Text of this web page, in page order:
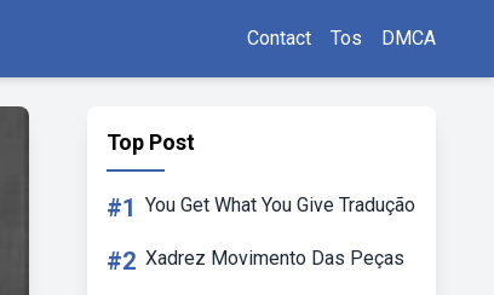
Contact Tos DMCA
Top Post
#1 You Get What You Give Tradução
#2 Xadrez Movimento Das Peças